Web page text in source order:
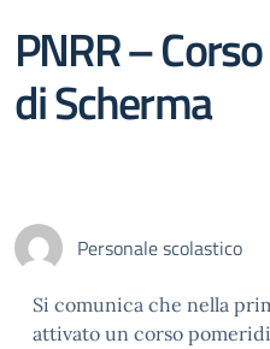
PNRR –
di Scherma
Personale scolastico
Si comunica che nella
attivato un corso